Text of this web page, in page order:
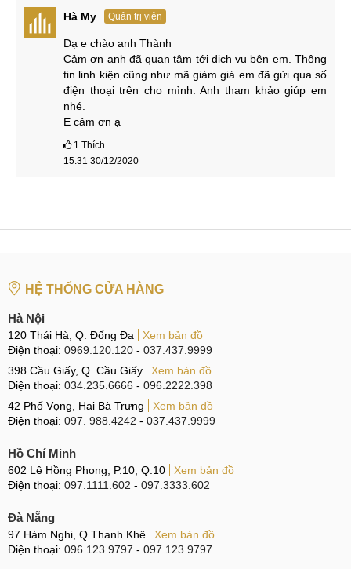
Hà My Quản trị viên
Dạ e chào anh Thành
Cảm ơn anh đã quan tâm tới dịch vụ bên em. Thông
tin linh kiện cũng như mã giảm giá em đã gửi qua số
điện thoại trên cho mình. Anh tham khảo giúp em
nhé.
E cảm ơn ạ
1 Thích
15:31 30/12/2020
HỆ THỐNG CỬA HÀNG
Hà Nội
120 Thái Hà, Q. Đống Đa
Xem bản đồ
Điện thoại: 0969.120.120 - 037.437.9999
398 Cầu Giấy, Q. Cầu Giấy
Xem bản đồ
Điện thoại: 034.235.6666 - 096.2222.398
42 Phố Vọng, Hai Bà Trưng
Xem bản đồ
Điện thoại: 097. 988.4242 - 037.437.9999
Hồ Chí Minh
602 Lê Hồng Phong, P.10, Q.10
Xem bản đồ
Điện thoại: 097.1111.602 - 097.3333.602
Đà Nẵng
97 Hàm Nghi, Q.Thanh Khê
Xem bản đồ
Điện thoại: 096.123.9797 - 097.123.9797